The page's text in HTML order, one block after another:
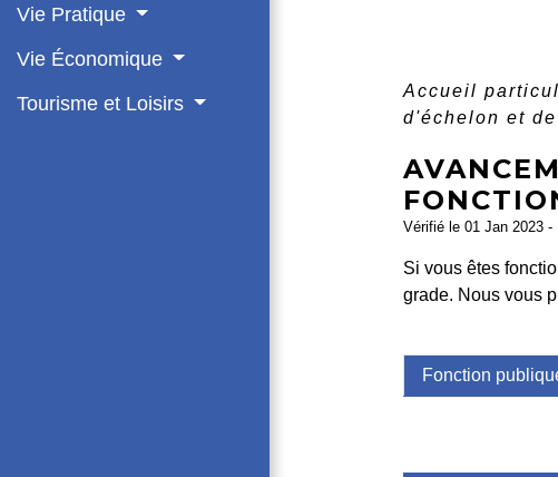
Vie Pratique
Vie Économique
Tourisme et Loisirs
Accueil
d'échelon et
Vérifié le 01 Jan 2023
Si vous êtes
grade. Nous vous
Fonction